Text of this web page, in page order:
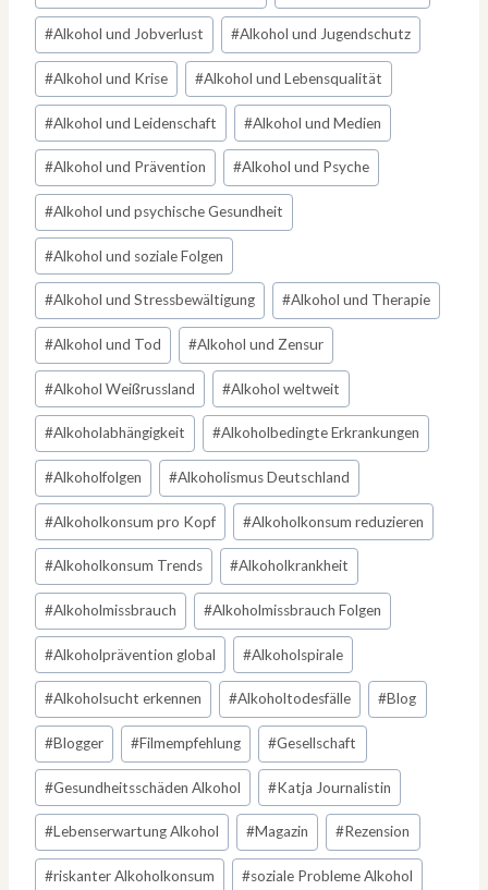
#Alkohol und Jobverlust #Alkohol und Jugendschutz
#Alkohol und Krise #Alkohol und Lebensqualität
#Alkohol und Leidenschaft #Alkohol und Medien
#Alkohol und Prävention #Alkohol und Psyche
#Alkohol und psychische Gesundheit
#Alkohol und soziale Folgen
#Alkohol und Stressbewältigung #Alkohol und Therapie
#Alkohol und Tod #Alkohol und Zensur
#Alkohol Weißrussland #Alkohol weltweit
#Alkoholabhängigkeit #Alkoholbedingte Erkrankungen
#Alkoholfolgen #Alkoholismus Deutschland
#Alkoholkonsum pro Kopf #Alkoholkonsum reduzieren
#Alkoholkonsum Trends #Alkoholkrankheit
#Alkoholmissbrauch #Alkoholmissbrauch Folgen
#Alkoholprävention global #Alkoholspirale
#Alkoholsucht erkennen #Alkoholtodesfälle #Blog
#Blogger #Filmempfehlung #Gesellschaft
#Gesundheitsschäden Alkohol #Katja Journalistin
#Lebenserwartung Alkohol #Magazin #Rezension
#riskanter Alkoholkonsum #soziale Probleme Alkohol